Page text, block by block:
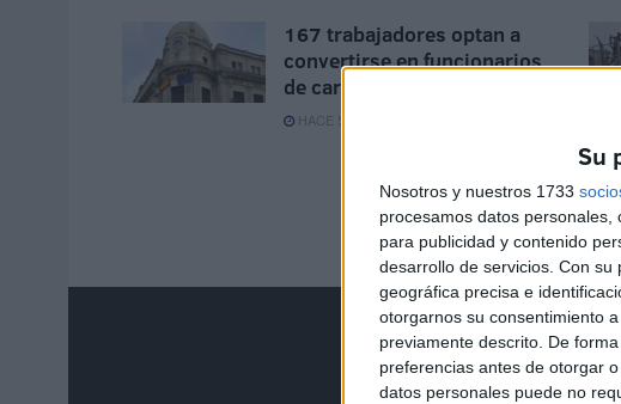
Su
Nosotros y nuestros 1733
procesamos datos
para publicidad y contenido
desarrollo de servicios. Con su
geográfica precisa e
otorgarnos su consentimiento
previamente descrito. De
preferencias antes de otorgar
datos personales puede no
167 trabajadores optan a
convertirse en funcionarios
de carrera de la Ciudad
HACE 51 MINUTOS